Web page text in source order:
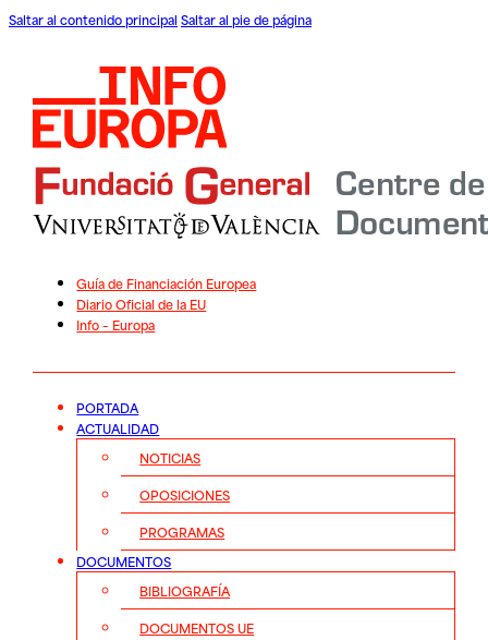
Saltar al contenido principal Saltar al pie de página
Guía de Financiación Europea
Diario Oficial de la EU
Info – Europa
PORTADA
ACTUALIDAD
NOTICIAS
OPOSICIONES
PROGRAMAS
DOCUMENTOS
BIBLIOGRAFÍA
DOCUMENTOS UE